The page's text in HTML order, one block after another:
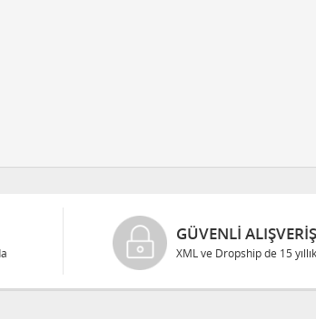
GÜVENLI ALIŞVERIŞ
XML ve Dropship de 15